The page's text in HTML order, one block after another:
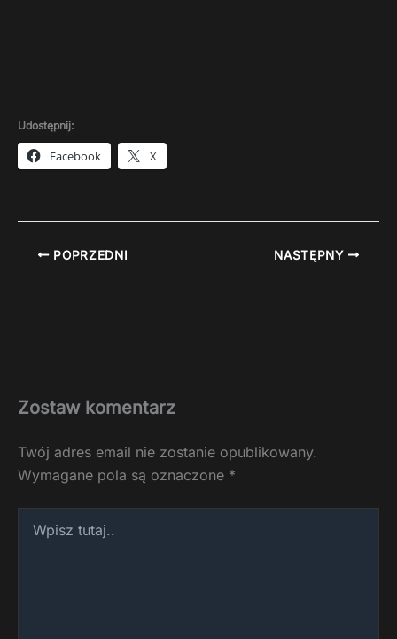
Udostępnij:
Facebook X
POPRZEDNI NASTĘPNY
Zostaw komentarz
Twój adres email nie zostanie opublikowany.
Wymagane pola są oznaczone *
tutaj..